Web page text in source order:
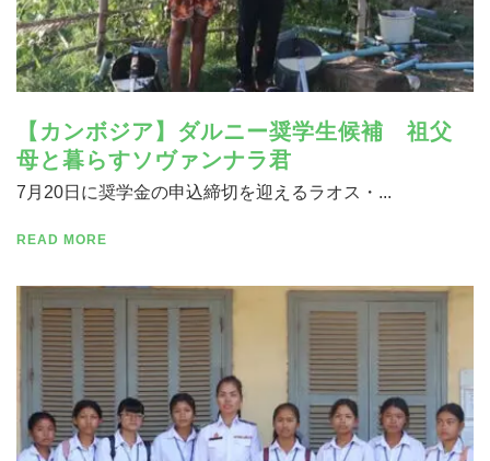
【カンボジア】ダルニー奨学生候補 祖父
母と暮らすソヴァンナラ君
7月20日に奨学金の申込締切を迎えるラオス・...
READ MORE